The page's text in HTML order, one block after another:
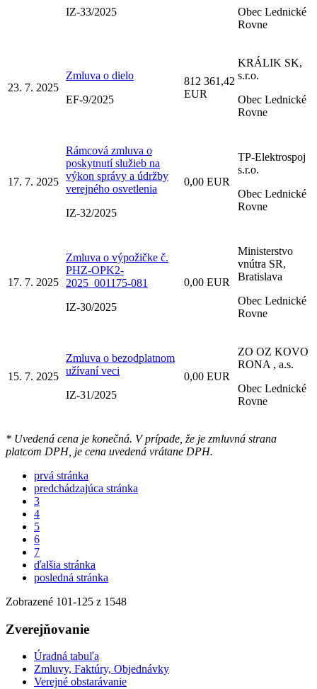
IZ-33/2025
Obec Lednické
Rovne
23. 7. 2025
Zmluva o dielo
EF-9/2025
812 361,42
EUR
KRÁLIK SK,
s.r.o.
Obec Lednické
Rovne
17. 7. 2025
Rámcová zmluva o
poskytnutí služieb na
výkon správy a údržby
verejného osvetlenia
IZ-32/2025
0,00 EUR
TP-Elektrospoj
s.r.o.
Obec Lednické
Rovne
17. 7. 2025
Zmluva o výpožičke č.
PHZ-OPK2-
2025_001175-081
IZ-30/2025
0,00 EUR
Ministerstvo
vnútra SR,
Bratislava
Obec Lednické
Rovne
15. 7. 2025
Zmluva o bezodplatnom
užívaní veci
IZ-31/2025
0,00 EUR
ZO OZ KOVO
RONA , a.s.
Obec Lednické
Rovne
* Uvedená cena je konečná. V prípade, že je zmluvná strana
platcom DPH, je cena uvedená vrátane DPH.
prvá stránka
predchádzajúca stránka
3
4
5
6
7
ďalšia stránka
posledná stránka
Zobrazené 101-125 z 1548
Zverejňovanie
Úradná tabuľa
Zmluvy, Faktúry, Objednávky
Verejné obstarávanie